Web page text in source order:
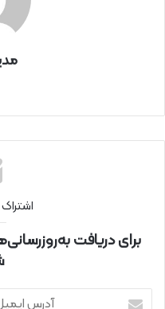
برای دریافت